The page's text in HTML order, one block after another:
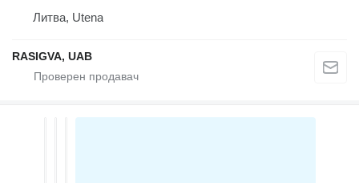
Литва, Utena
RASIGVA, UAB